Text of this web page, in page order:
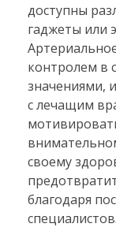
доступны
гаджеты или
контролем в
значениями,
с лечащим
своему
благодаря
специалистов.